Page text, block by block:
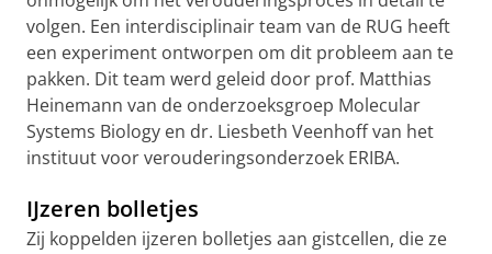
volgen. Een interdisciplinair team van de RUG heeft
een experiment ontworpen om dit probleem aan te
pakken. Dit team werd geleid door prof. Matthias
Heinemann van de onderzoeksgroep Molecular
Systems Biology en dr. Liesbeth Veenhoff van het
instituut voor verouderingsonderzoek ERIBA.
IJzeren bolletjes
Zij koppelden ijzeren bolletjes aan gistcellen, die ze